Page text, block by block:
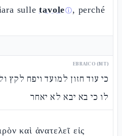
sulletavoleⓘ, perché
EBRAICO (MT)
כי עוד חזון למועד ויפח לקץ
לו כי בא יבא לא יאחר
καὶ ἀνατελεῖ εἰς